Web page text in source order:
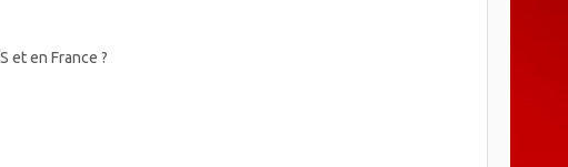
et en France ?